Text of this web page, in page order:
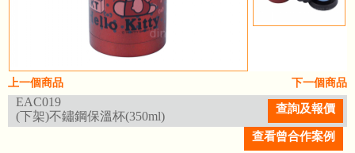
下一個商品
上一個商品
EAC019
(下架)不鏽鋼保溫杯(350ml)
查詢及報價
查看曾合作案例